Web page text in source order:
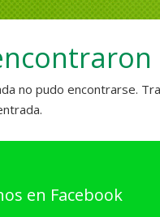
no pudo encontrarse.
en Facebook